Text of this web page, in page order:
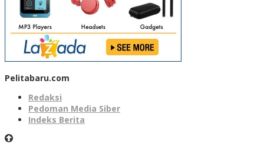
Pelitabaru.com
Redaksi
Pedoman Media Siber
Indeks Berita